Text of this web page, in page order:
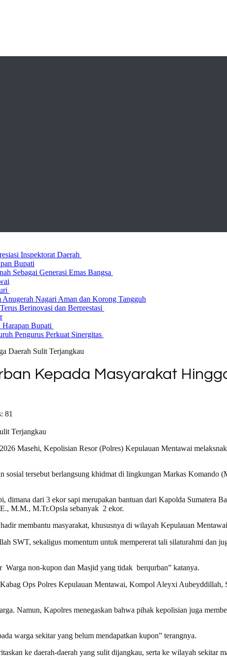
Inspektorat Daerah
Bupati
Sebagai Generasi Emas Bangsa
Nagari Aman dan Korong Tangguh
Berinovasi dan Berprestasi
Bupati
Pengurus Perkuat Sinergitas
Daerah Sulit Terjangkau
Kepada Masyarakat
81
Masehi, Kepolisian Resor (Polres) Kepulauan Mentawai
sosial tersebut berlangsung khidmat di lingkungan Markas Komando
dari 3 ekor sapi merupakan bantuan dari Kapolda Sumatera
M.M., M.Tr.Opsla sebanyak 2 ekor.
membantu masyarakat, khususnya di wilayah Kepulauan
SWT, sekaligus momentum untuk mempererat tali silaturahmi dan
Warga non-kupon dan Masjid yang tidak berqurban” katanya.
Ops Polres Kepulauan Mentawai, Kompol Aleyxi
Namun, Kapolres menegaskan bahwa pihak kepolisian juga
warga sekitar yang belum mendapatkan kupon” terangnya.
ke daerah-daerah yang sulit dijangkau, serta ke wilayah sekitar